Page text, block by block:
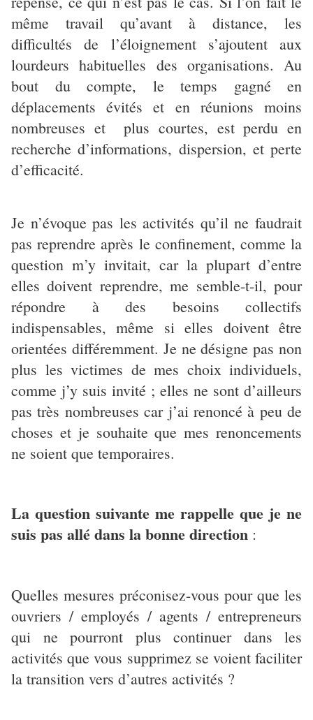
même travail qu’avant à distance, les
difficultés de l’éloignement s’ajoutent aux
lourdeurs habituelles des organisations. Au
bout du compte, le temps gagné en
déplacements évités et en réunions moins
nombreuses et plus courtes, est perdu en
recherche d’informations, dispersion, et perte
d’efficacité.
Je n’évoque pas les activités qu’il ne faudrait
pas reprendre après le confinement, comme la
question m’y invitait, car la plupart d’entre
elles doivent reprendre, me semble-t-il, pour
répondre à des besoins collectifs
indispensables, même si elles doivent être
orientées différemment. Je ne désigne pas non
plus les victimes de mes choix individuels,
comme j’y suis invité ; elles ne sont d’ailleurs
pas très nombreuses car j’ai renoncé à peu de
choses et je souhaite que mes renoncements
ne soient que temporaires.
La question suivante me rappelle que je ne
suis pas allé dans la bonne direction :
Quelles mesures préconisez-vous pour que les
ouvriers / employés / agents / entrepreneurs
qui ne pourront plus continuer dans les
activités que vous supprimez se voient faciliter
la transition vers d’autres activités ?